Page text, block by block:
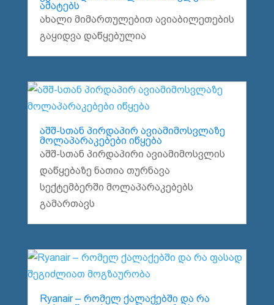
ამატებს
ახალი მიმართულებით ავიაბილეთების
გაყიდვა დაწყებულია
აშშ-სთან პირდაპირ ავიამიმოსვლაზე
მოლაპარაკებები იწყება
აშშ-სთან პირდაპირი ავიამიმოსვლის
დაწყებაზე ნათია თურნავა
სექტემბერში მოლაპარაკებებს
გამართავს
Ryanair – რომელ ქალაქებში და რა